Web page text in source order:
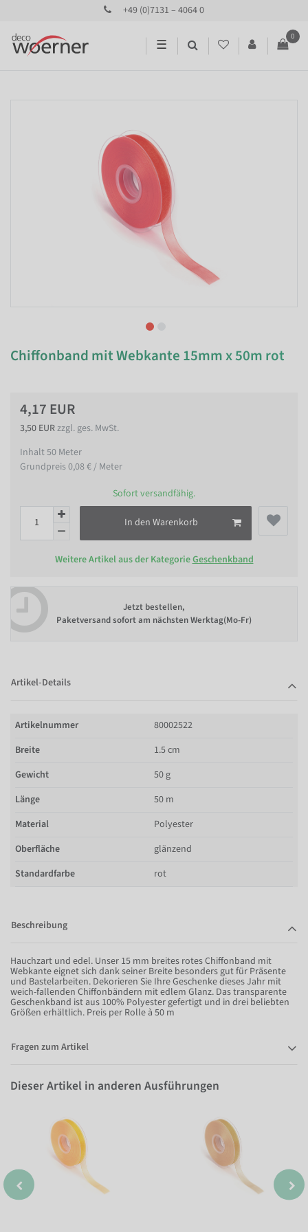
+49 (0)7131 – 4064 0
☰
0
Chiffonband mit Webkante 15mm x 50m rot
4,17 EUR
3,50 EURzzgl. ges. MwSt.
Inhalt50 Meter
Grundpreis0,08 € / Meter
Sofort versandfähig.
In den Warenkorb
Weitere Artikel aus der KategorieGeschenkband
Jetzt bestellen,
Paketversand sofort am nächsten Werktag(Mo-Fr)
Artikel-Details
Artikelnummer
80002522
Breite
1.5 cm
Gewicht
50 g
Länge
50 m
Material
Polyester
Oberfläche
glänzend
Standardfarbe
rot
Beschreibung
Hauchzart und edel. Unser 15 mm breites rotes Chiffonband mit
Webkante eignet sich dank seiner Breite besonders gut für Präsente
und Bastelarbeiten. Dekorieren Sie Ihre Geschenke dieses Jahr mit
weich-fallenden Chiffonbändern mit edlem Glanz. Das transparente
Geschenkband ist aus 100% Polyester gefertigt und in drei beliebten
Größen erhältlich. Preis per Rolle à 50 m
Fragen zum Artikel
Dieser Artikel in anderen Ausführungen